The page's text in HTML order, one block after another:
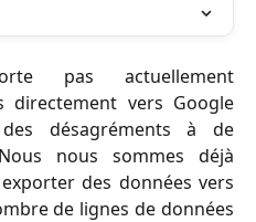
pas actuellement
directement vers Google
désagréments à de
nous sommes déjà
des données vers
de lignes de données